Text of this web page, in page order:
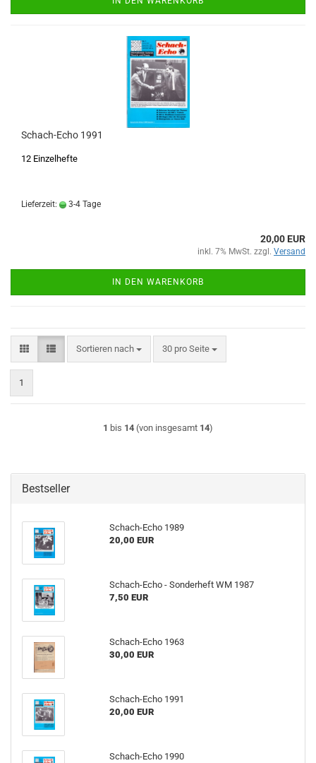
Schach-Echo 1991
12 Einzelhefte
Lieferzeit: 3-4 Tage
20,00 EUR
inkl. 7% MwSt. zzgl. Versand
IN DEN WARENKORB
Sortieren nach
Sortieren nach 30 pro Seite
pro Seite
1
1 bis 14 (von insgesamt 14)
Bestseller
Schach-Echo 1989
20,00 EUR
Schach-Echo - Sonderheft WM 1987
7,50 EUR
Schach-Echo 1963
30,00 EUR
Schach-Echo 1991
20,00 EUR
Schach-Echo 1990